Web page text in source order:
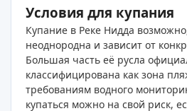
Условия для купания
Купание в Реке Нидда
неоднородна и зависит от
Большая часть её русла
классифицирована как зона
требованиям водного
купаться можно на свой риск,